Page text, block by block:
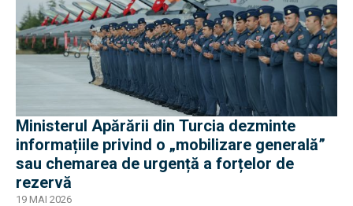
Ministerul Apărării din Turcia dezminte
informațiile privind o „mobilizare generală”
sau chemarea de urgență a forțelor de
rezervă
19 MAI 2026